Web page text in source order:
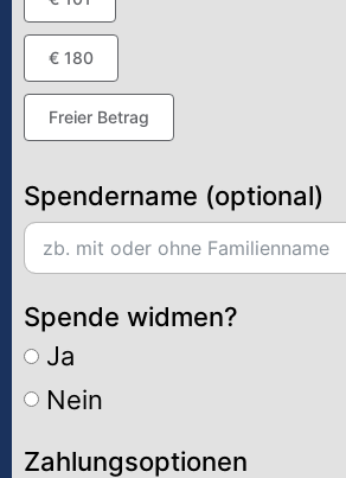
€ 180
Freier Betrag
Spendername (optional)
Spende widmen?
Ja
Nein
Zahlungsoptionen